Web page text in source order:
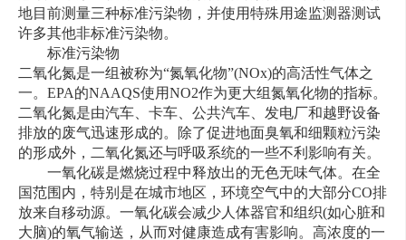
地目前测量三种标准污染物，并使用特殊用途监测器测试
许多其他非标准污染物。
标准污染物
二氧化氮是一组被称为“氮氧化物”(NOx)的高活性气体之
一。EPA的NAAQS使用NO2作为更大组氮氧化物的指标。
二氧化氮是由汽车、卡车、公共汽车、发电厂和越野设备
排放的废气迅速形成的。除了促进地面臭氧和细颗粒污染
的形成外，二氧化氮还与呼吸系统的一些不利影响有关。
一氧化碳是燃烧过程中释放出的无色无味气体。在全
国范围内，特别是在城市地区，环境空气中的大部分CO排
放来自移动源。一氧化碳会减少人体器官和组织(如心脏和
大脑)的氧气输送，从而对健康造成有害影响。高浓度的一